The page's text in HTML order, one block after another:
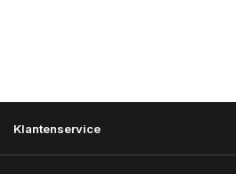
Klantenservice